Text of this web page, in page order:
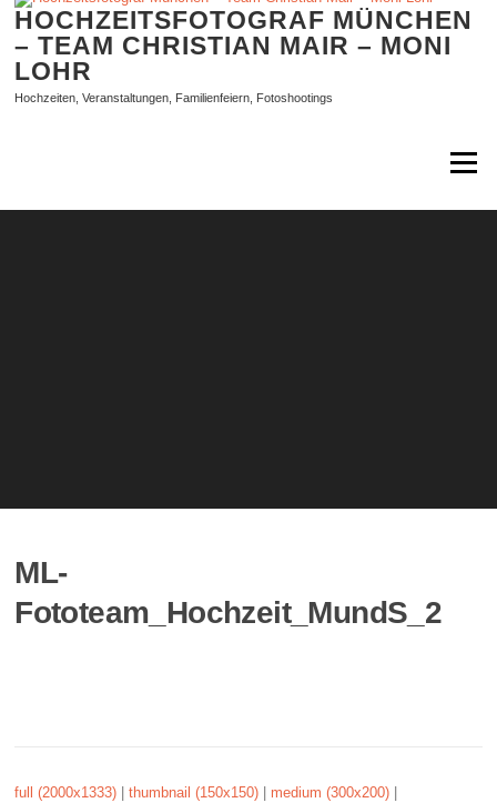
Zum
springen
HOCHZEITSFOTOGRAF MÜNCHEN
– TEAM CHRISTIAN MAIR – MONI
LOHR
Hochzeiten, Veranstaltungen, Familienfeiern, Fotoshootings
Menü
ML-
Fototeam_Hochzeit_MundS_2
full (2000x1333) |thumbnail (150x150) medium (300x200)